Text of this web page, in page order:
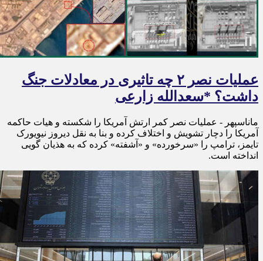
عملیات نصر ۲ چه تاثیری در معادلات جنگ
داشت؟ *سعدالله زارعی
ماناسپهر - عملیات نصر کمر ارتش آمریکا را شکسته و هیات حاکمه
آمریکا را دچار تشویش و اختلاف کرده و بنا به نقل دیروز نیویورک
تایمز، ترامپ را «سرخورده» و «آشفته» کرده که به هذیان گویی
انداخته است.